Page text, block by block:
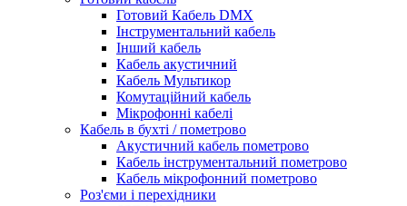
Готовий Кабель DMX
Інструментальний кабель
Інший кабель
Кабель акустичний
Кабель Мультикор
Комутаційний кабель
Мікрофонні кабелі
Кабель в бухті / пометрово
Акустичний кабель пометрово
Кабель інструментальний пометрово
Кабель мікрофонний пометрово
Роз'єми і перехідники